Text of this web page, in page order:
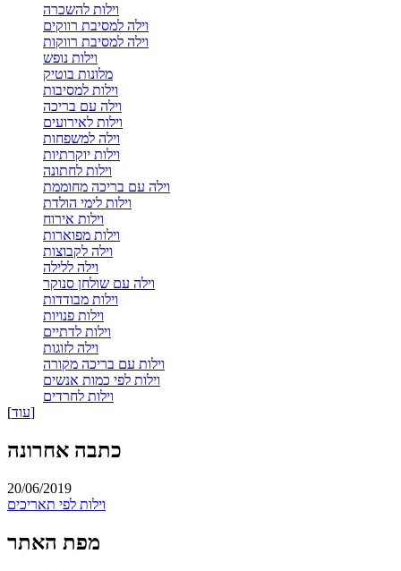
וילות להשכרה
וילה למסיבת רווקים
וילה למסיבת רווקות
וילות נופש
מלונות בוטיק
וילות למסיבות
וילה עם בריכה
וילות לאירועים
וילה למשפחות
וילות יוקרתיות
וילות לחתונה
וילה עם בריכה מחוממת
וילות לימי הולדת
וילות אירוח
וילות מפוארות
וילה לקבוצות
וילה ללילה
וילה עם שולחן סנוקר
וילות מבודדות
וילות פנויות
וילות לדתיים
וילה לזוגות
וילות עם בריכה מקורה
וילות לפי כמות אנשים
וילות לחרדים
[עוד]
כתבה אחרונה
20/06/2019
וילות לפי תאריכים
מפת האתר